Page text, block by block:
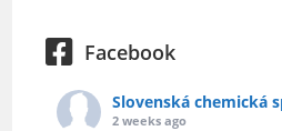
Facebook
Slovenská chemická
2 weeks ago